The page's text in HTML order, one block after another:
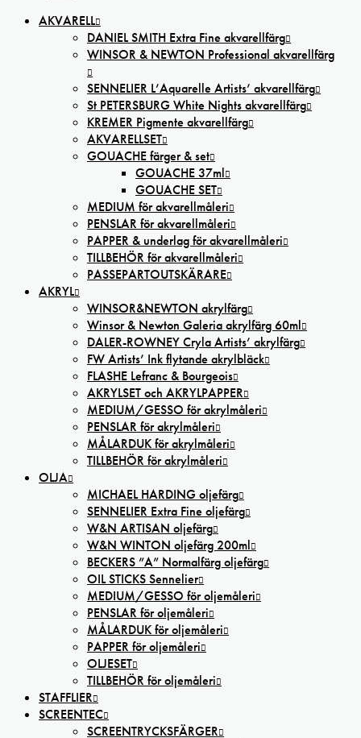
AKVARELL
DANIEL SMITH Extra Fine akvarellfärg
WINSOR & NEWTON Professional akvarellfärg
SENNELIER L’Aquarelle Artists’ akvarellfärg
St PETERSBURG White Nights akvarellfärg
KREMER Pigmente akvarellfärg
AKVARELLSET
GOUACHE färger & set
GOUACHE 37ml
GOUACHE SET
MEDIUM för akvarellmåleri
PENSLAR för akvarellmåleri
PAPPER & underlag för akvarellmåleri
TILLBEHÖR för akvarellmåleri
PASSEPARTOUTSKÄRARE
AKRYL
WINSOR&NEWTON akrylfärg
Winsor & Newton Galeria akrylfärg 60ml
DALER-ROWNEY Cryla Artists’ akrylfärg
FW Artists’ Ink flytande akrylbläck
FLASHE Lefranc & Bourgeois
AKRYLSET och AKRYLPAPPER
MEDIUM/GESSO för akrylmåleri
PENSLAR för akrylmåleri
MÅLARDUK för akrylmåleri
TILLBEHÖR för akrylmåleri
OLJA
MICHAEL HARDING oljefärg
SENNELIER Extra Fine oljefärg
W&N ARTISAN oljefärg
W&N WINTON oljefärg 200ml
BECKERS ”A” Normalfärg oljefärg
OIL STICKS Sennelier
MEDIUM/GESSO för oljemåleri
PENSLAR för oljemåleri
MÅLARDUK för oljemåleri
PAPPER för oljemåleri
OLJESET
TILLBEHÖR för oljemåleri
STAFFLIER
SCREENTEC
SCREENTRYCKSFÄRGER